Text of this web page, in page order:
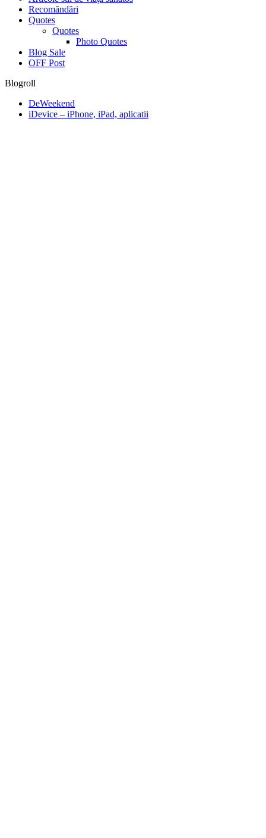
Recomăndări
Quotes
Quotes
Photo Quotes
Blog Sale
OFF Post
Blogroll
DeWeekend
iDevice – iPhone, iPad, aplicatii